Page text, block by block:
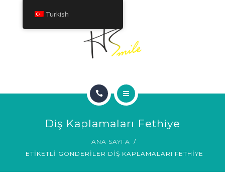
HAKKINDA
GÜLÜMSEME GALERISI
HAKKINDA
Diş Kaplamaları Fethiye
ANA SAYFA
ETIKETLI GÖNDERILER DIŞ KAPLAMALARI FETHIYE
Turkish